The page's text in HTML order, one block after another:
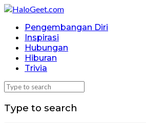
Pengembangan Diri
Inspirasi
Hubungan
Hiburan
Trivia
Type to search